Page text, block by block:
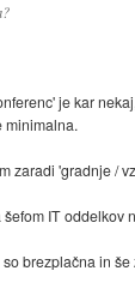
je kar
minimalna.
zaradi 'gradnje
IT oddelkov
brezplačna in